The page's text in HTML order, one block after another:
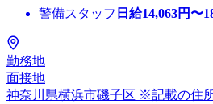
警備スタッフ 日給14,063円〜
勤務地
面接地
神奈川県横浜市磯子区 ※記載の住